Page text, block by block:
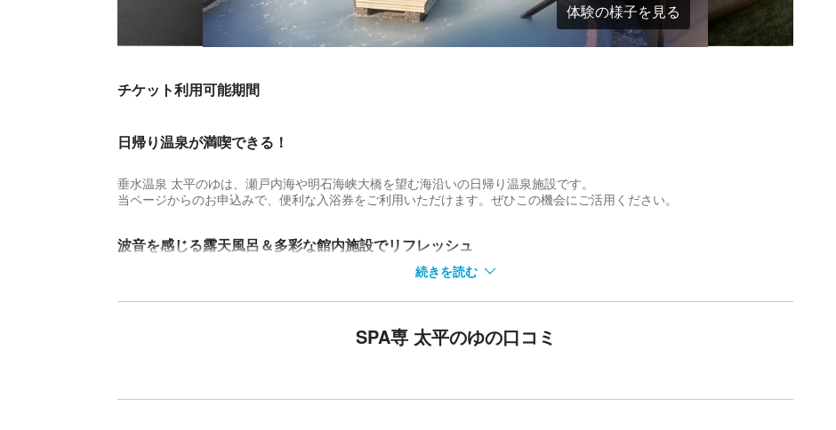
体験の様子を見る
チケット利用可能期間
日帰り温泉が満喫できる！
垂水温泉 太平のゆは、瀬戸内海や明石海峡大橋を望む海沿いの日帰り温泉施設です。
当ページからのお申込みで、便利な入浴券をご利用いただけます。ぜひこの機会にご活用ください。
波音を感じる露天風呂＆多彩な館内施設でリフレッシュ
し、"美人の湯"と呼ばれるこだわりの人工温泉をはじめ、高濃度炭酸泉や薬草風呂、ジェットバスが楽しめる"回遊風
ト処・マッサージチェア・ゲームコーナーなど、湯上りにうれしいサービスも充実。兵庫・神戸観光の際は、ぜひ気軽な
続きを読む
SPA専 太平のゆの口コミ